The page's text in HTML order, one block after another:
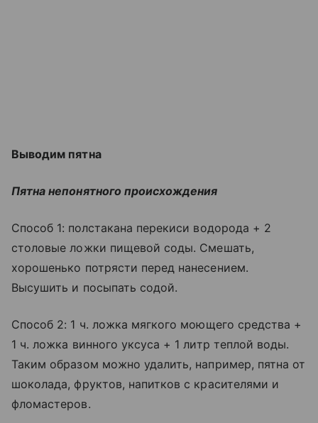
Выводим пятна
Пятна непонятного происхождения
Способ 1: полстакана перекиси водорода + 2
столовые ложки пищевой соды. Смешать,
хорошенько потрясти перед нанесением.
Высушить и посыпать содой.
Способ 2: 1 ч. ложка мягкого моющего средства +
1 ч. ложка винного уксуса + 1 литр теплой воды.
Таким образом можно удалить, например, пятна от
шоколада, фруктов, напитков с красителями и
фломастеров.